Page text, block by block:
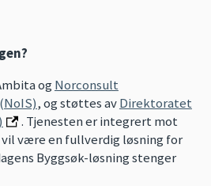
ogNorconsult
, og støttes avDirektoratet
. Tjenesten er integrert mot
være en fullverdig løsning for
Byggsøk-løsning stenger